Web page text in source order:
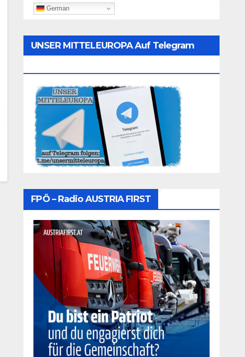
German
UNSER MITTELEUROPA Auf Telegram
FPÖ – Radio AUSTRIA FIRST